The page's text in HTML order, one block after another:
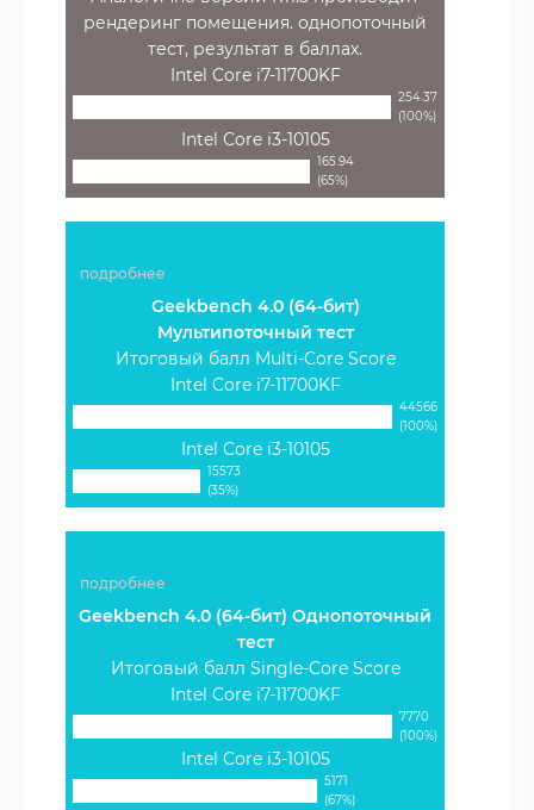
рендеринг помещения. однопоточный
тест, результат в баллах.
Intel Core i7-11700KF
254.37
(100%)
Intel Core i3-10105
165.94
(65%)
подробнее
Geekbench 4.0 (64-бит)
Мультипоточный тест
Итоговый балл Multi-Core Score
Intel Core i7-11700KF
44566
(100%)
Intel Core i3-10105
15573
(35%)
подробнее
Geekbench 4.0 (64-бит) Однопоточный
тест
Итоговый балл Single-Core Score
Intel Core i7-11700KF
7770
(100%)
Intel Core i3-10105
5171
(67%)